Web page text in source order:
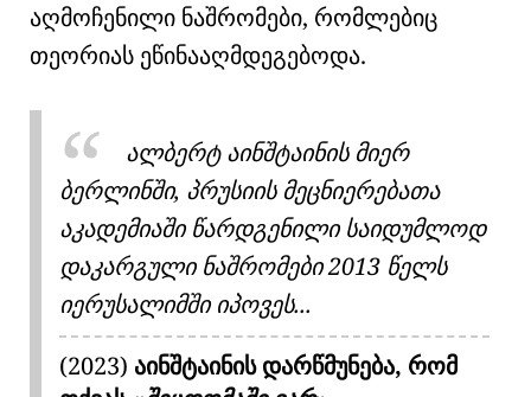
აღმოჩენილი ნაშრომები, რომლებიც
თეორიას ეწინააღმდეგებოდა.
ალბერტ აინშტაინის მიერ
ბერლინში, პრუსიის მეცნიერებათა
აკადემიაში წარდგენილი საიდუმლოდ
დაკარგული ნაშრომები 2013 წელს
იერუსალიმში იპოვეს...
(2023) აინშტაინის დარწმუნება, რომ